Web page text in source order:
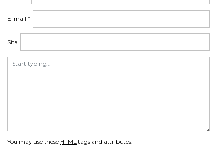
e
You may use these HTML tags and attributes:
E-mail *
Site